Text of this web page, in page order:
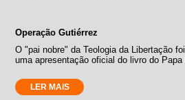
Operação Gutiérrez
O "pai nobre" da Teologia da Libertação
uma apresentação oficial do livro do
LER MAIS